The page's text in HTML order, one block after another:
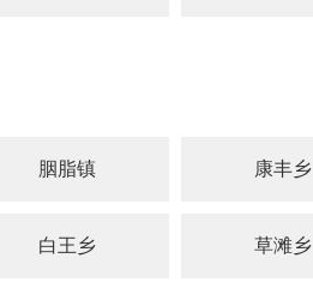
胭脂镇 康丰乡
白王乡 草滩乡